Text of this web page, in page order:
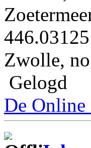
446.03125
Zwolle,
Gelogd
De Online